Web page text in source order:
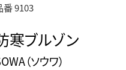
番 9103
寒ブルゾン
（ソウワ）